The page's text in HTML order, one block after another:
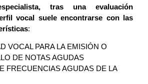
tras una evaluación
vocal suele encontrarse con las
:
VOCAL PARA LA EMISIÓN O
DE NOTAS AGUDAS
FRECUENCIAS AGUDAS DE LA